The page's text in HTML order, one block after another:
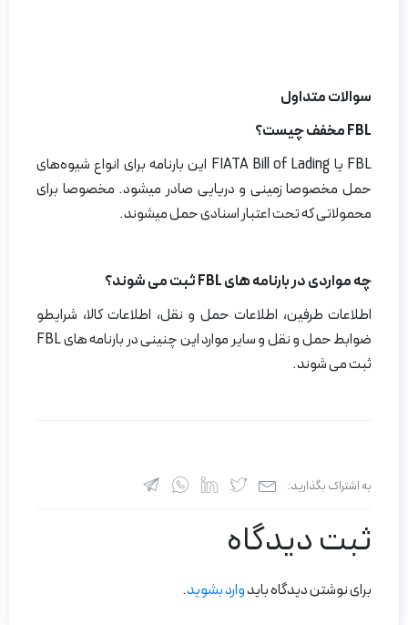
سوالات متداول
FBL مخفف چیست؟
FBL یا FIATA Bill of Lading این بارنامه برای انواع شیوه‌های
حمل مخصوصا زمینی و دریایی صادر میشود. مخصوصا برای
محمولاتی که تحت اعتبار اسنادی حمل میشوند.
چه مواردی در بارنامه های FBL ثبت می شوند؟
اطلاعات طرفین، اطلاعات حمل و نقل، اطلاعات کالا، شرایطو
ضوابط حمل و نقل و سایر موارد این چنینی در بارنامه های FBL
ثبت می شوند.
به اشتراک بگذارید:
ثبت دیدگاه
برای نوشتن دیدگاه بایدوارد بشوید.